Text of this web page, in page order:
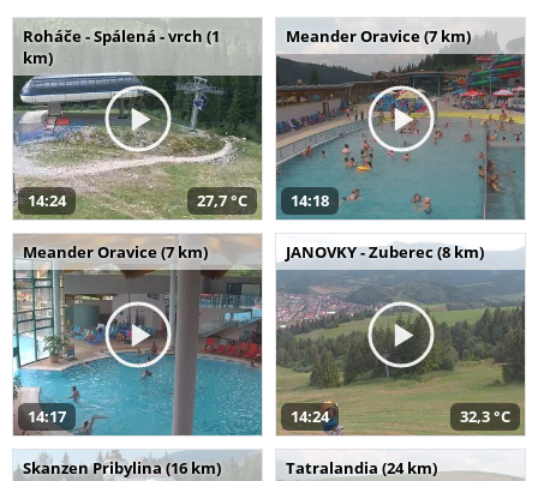
Roháče - Spálená - vrch (1
km)
14:24 27,7 °C
Meander Oravice (7 km)
14:18
Meander Oravice (7 km)
14:17
JANOVKY - Zuberec (8 km)
14:24 32,3 °C
Skanzen Pribylina (16 km) Tatralandia (24 km)